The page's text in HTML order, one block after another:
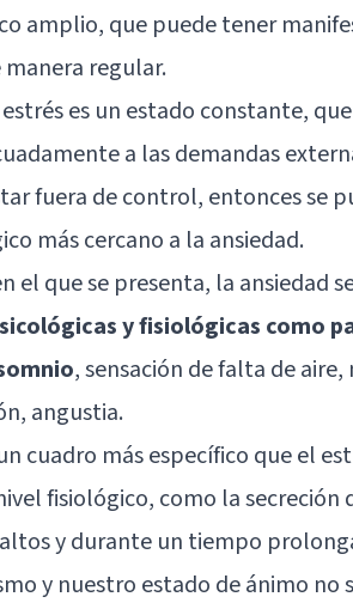
amplio, que puede tener
regular.
es un estado constante,
a las demandas
fuera de control, entonces se
más cercano a la ansiedad.
el que se presenta, la ansiedad
y fisiológicas como
, sensación de falta de
angustia.
cuadro más específico que el
fisiológico, como la
y durante un tiempo
y nuestro estado de ánimo no